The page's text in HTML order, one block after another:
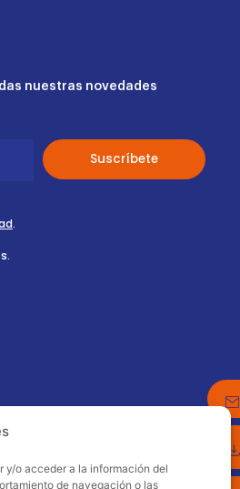
y/o acceder a la información del
de navegación o las
nuestras novedades
.